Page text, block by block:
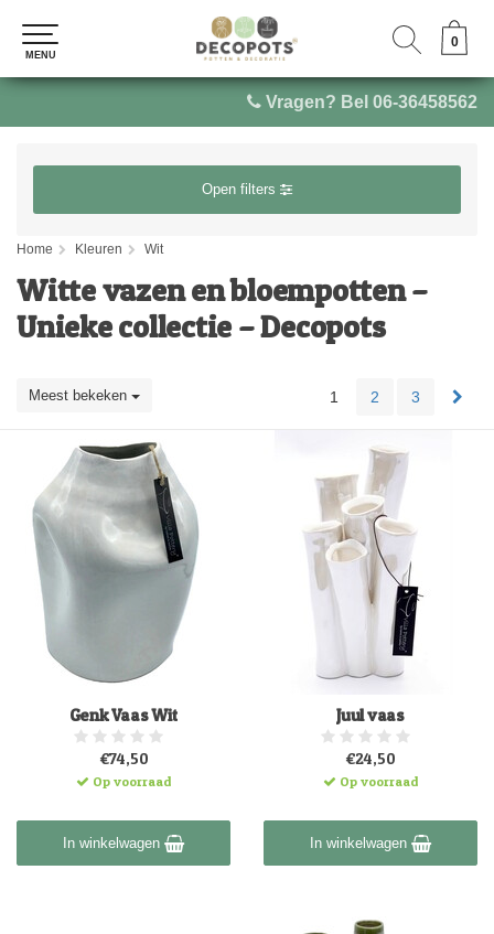
Vragen? Bel 06-36458562
0
MENU
0
MENU
Open filters
Home Kleuren Wit
Witte vazen en bloempotten –
Unieke collectie – Decopots
Meest bekeken 1 2 3
Genk Vaas Wit
€74,50
Op voorraad
In winkelwagen
Juul vaas
€24,50
Op voorraad
In winkelwagen